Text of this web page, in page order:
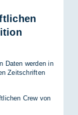
Da­ten wer­den in
Zeit­schrif­ten
Crew von